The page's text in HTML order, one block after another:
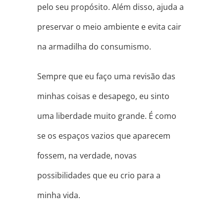
pelo seu propósito. Além disso, ajuda a
preservar o meio ambiente e evita cair
na armadilha do consumismo.
Sempre que eu faço uma revisão das
minhas coisas e desapego, eu sinto
uma liberdade muito grande. É como
se os espaços vazios que aparecem
fossem, na verdade, novas
possibilidades que eu crio para a
minha vida.